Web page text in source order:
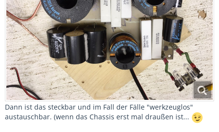
Dann ist das steckbar und im Fall der Fälle "werkzeuglos"
austauschbar. (wenn das Chassis erst mal draußen ist...